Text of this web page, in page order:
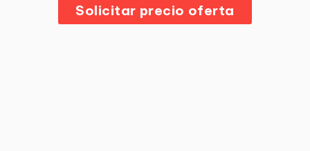
Solicitar precio oferta